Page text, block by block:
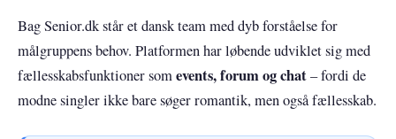
Bag Senior.dk står et dansk team med dyb forståelse for
målgruppens behov. Platformen har løbende udviklet sig med
fællesskabsfunktioner somevents, forum og chat– fordi de
modne singler ikke bare søger romantik, men også fællesskab.